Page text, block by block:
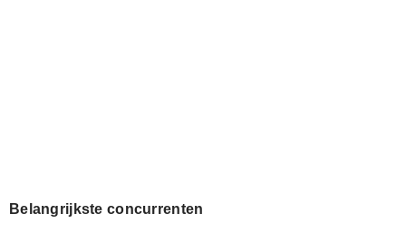
Belangrijkste concurrenten